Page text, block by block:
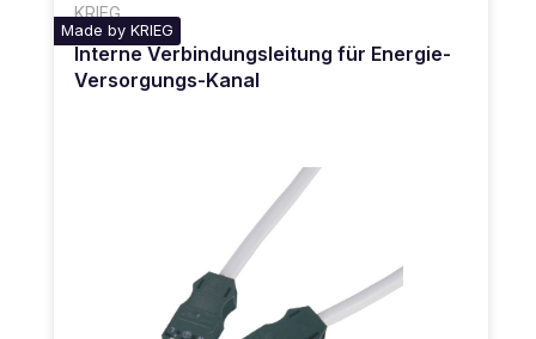
KRIEG
Made by KRIEG
Interne Verbindungsleitung für Energie-
Versorgungs-Kanal